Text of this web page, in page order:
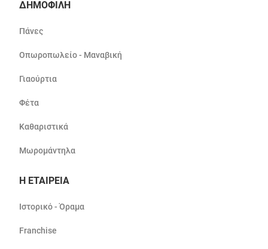
ΔΗΜΟΦΙΛΗ
Πάνες
Οπωροπωλείο - Μαναβική
Γιαούρτια
Φέτα
Καθαριστικά
Μωρομάντηλα
Η ΕΤΑΙΡΕΙΑ
Ιστορικό - Όραμα
Franchise